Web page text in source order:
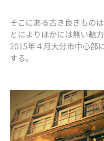
そこにある古き良きもの
とによりほかには無い魅
2015年４月大分市中心部
する。